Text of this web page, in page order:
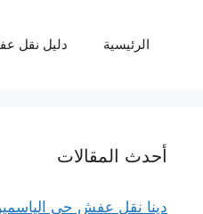
الرئيسية دليل نقل
أحدث المقالات